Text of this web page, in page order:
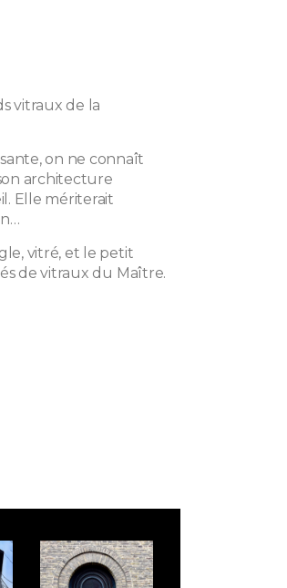
vitraux de la
on ne connaît
architecture
Elle mériterait
vitré, et le petit
de vitraux du Maître.